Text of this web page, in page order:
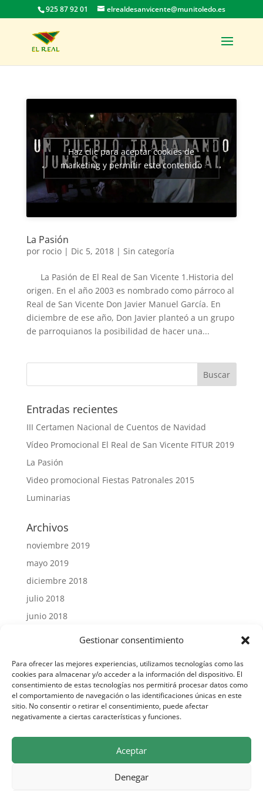
Gestionar consentimiento
Para ofrecer las mejores experiencias, utilizamos tecnologías como las
cookies para almacenar y/o acceder a la información del dispositivo. El
consentimiento de estas tecnologías nos permitirá procesar datos como
el comportamiento de navegación o las identificaciones únicas en este
sitio. No consentir o retirar el consentimiento, puede afectar
negativamente a ciertas características y funciones.
Aceptar
Denegar
925 87 92 01 elrealdesanvicente@munitoledo.es
Haz clic para aceptar cookies de
marketing y permitir este contenido
La Pasión
por rocio| Dic 5, 2018| Sin categoría
La Pasión de El Real de San Vicente 1.Historia del
origen. En el año 2003 es nombrado como párroco al
Real de San Vicente Don Javier Manuel García. En
diciembre de ese año, Don Javier planteó a un grupo
de parroquianos la posibilidad de hacer una...
Entradas recientes
III Certamen Nacional de Cuentos de Navidad
Vídeo Promocional El Real de San Vicente FITUR 2019
La Pasión
Video promocional Fiestas Patronales 2015
Luminarias
Archivos
noviembre 2019
mayo 2019
diciembre 2018
julio 2018
junio 2018
Síguenos en Facebook